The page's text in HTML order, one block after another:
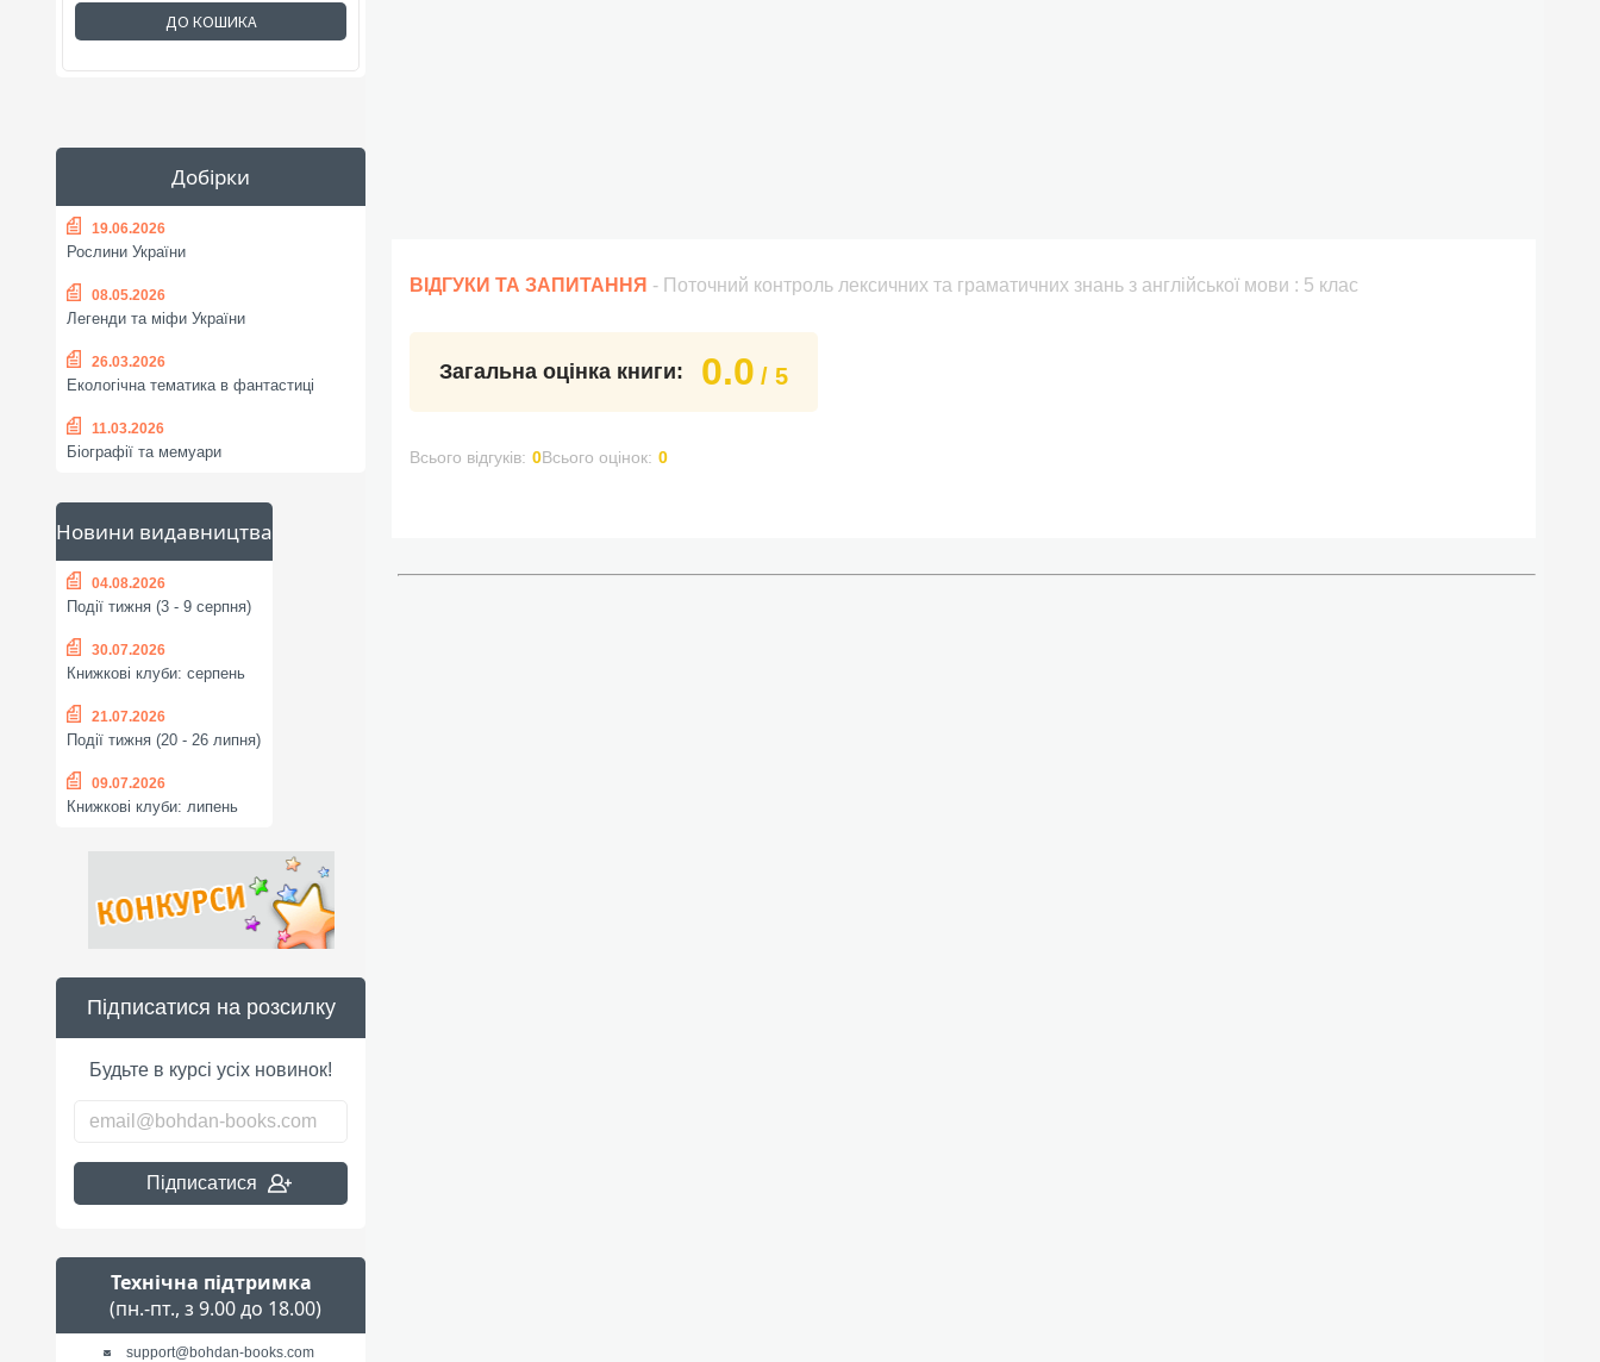
ДО КОШИКА
Добірки
19.06.2026
Рослини України
08.05.2026
Легенди та міфи України
26.03.2026
Екологічна тематика в фантастиці
11.03.2026
Біографії та мемуари
Новини видавництва
04.08.2026
Події тижня (3 - 9 серпня)
30.07.2026
Книжкові клуби: серпень
21.07.2026
Події тижня (20 - 26 липня)
09.07.2026
Книжкові клуби: липень
Підписатися на розсилку
Будьте в курсі усіх новинок!
Підписатися
Технічна підтримка
(пн.-пт., з 9.00 до 18.00)
support@bohdan-books.com
ВІДГУКИ ТА ЗАПИТАННЯ - Поточний контроль лексичних та граматичних знань з англійської мови : 5 клас
Загальна оцінка книги: 0.0 / 5
Всього відгуків: 0Всього оцінок: 0